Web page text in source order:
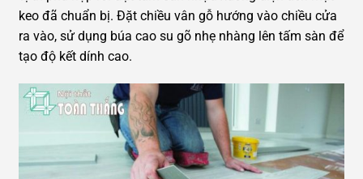
keo đã chuẩn bị. Đặt chiều vân gỗ hướng vào chiều cửa
ra vào, sử dụng búa cao su gõ nhẹ nhàng lên tấm sàn để
tạo độ kết dính cao.